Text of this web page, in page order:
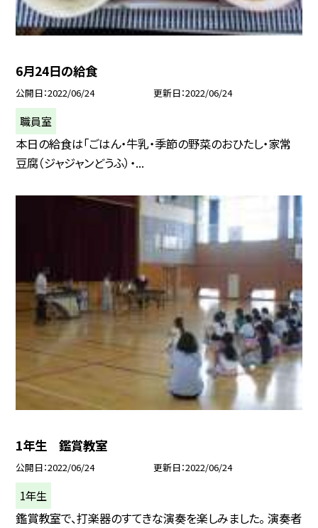
6月24日の給食
公開日 2022/06/24 更新日 2022/06/24
職員室
本日の給食は「ごはん・牛乳・季節の野菜のおひたし・家常
豆腐（ジャジャンどうふ）・...
1年生 鑑賞教室
公開日 2022/06/24 更新日 2022/06/24
1年生
鑑賞教室で、打楽器のすてきな演奏を楽しみました。 演奏者